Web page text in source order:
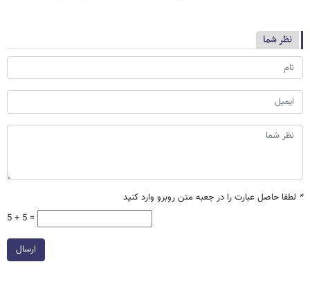
نظر شما
* لطفا حاصل عبارت را در جعبه متن روبرو وارد کنید
5 + 5 =
ارسال